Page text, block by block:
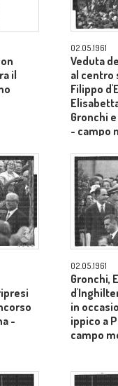
il
02.05.1961
Veduta
al centro
Filippo
Gronchi
- campo
-
02.05.1961
Gronchi,
in
ippico a
campo